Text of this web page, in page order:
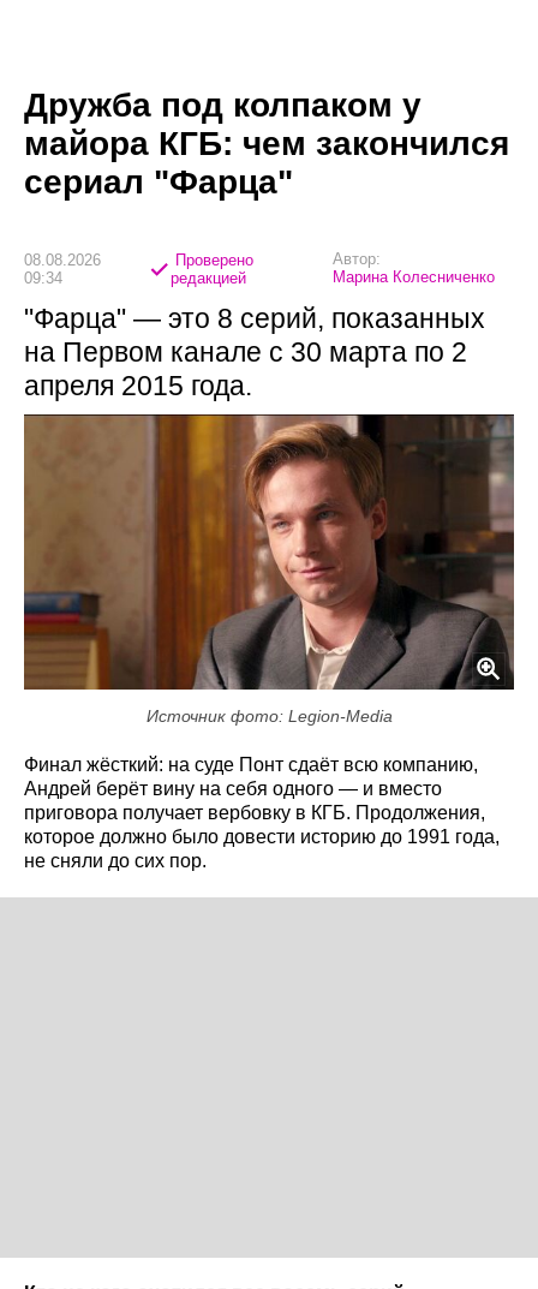
Дружба под колпаком у
майора КГБ: чем закончился
сериал "Фарца"
08.08.2026
09:34
Проверено
редакцией
Автор:
Марина Колесниченко
"Фарца" — это 8 серий, показанных
на Первом канале с 30 марта по 2
апреля 2015 года.
Источник фото: Legion-Media
Финал жёсткий: на суде Понт сдаёт всю компанию,
Андрей берёт вину на себя одного — и вместо
приговора получает вербовку в КГБ. Продолжения,
которое должно было довести историю до 1991 года,
не сняли до сих пор.